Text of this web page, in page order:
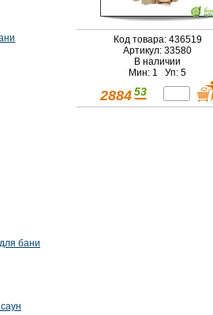
бани
Код товара: 436519
Артикул: 33580
В наличии
Мин: 1 Уп: 5
2884 53